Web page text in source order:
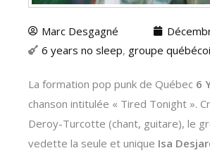
Marc Desgagné
6 years no sleep, groupe
La formation pop punk de Québec 6
chanson intitulée « Tired Tonight ».
Deroy-Turcotte (chant, guitare), le
vedette la seule et unique Isa